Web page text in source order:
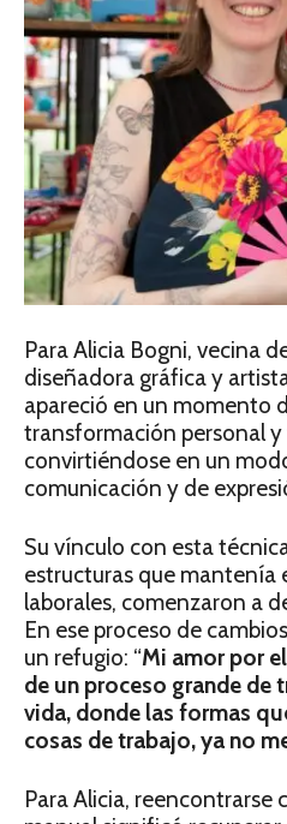
Para Alicia Bogni, vecina
diseñadora gráfica y
apareció en un momento
transformación personal
convirtiéndose en un
comunicación y de
Su vínculo con esta
estructuras que mantenía
laborales, comenzaron a
En ese proceso de
un refugio: “Mi amor por
de un proceso grande de
vida, donde las formas
cosas de trabajo, ya no
Para Alicia, reencontrarse